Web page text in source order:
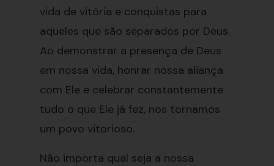
vida de vitória e conquistas para
aqueles que são separados por Deus.
Ao demonstrar a presença de Deus
em nossa vida, honrar nossa aliança
com Ele e celebrar constantemente
tudo o que Ele já fez, nos tornamos
um povo vitorioso.
Não importa qual seja a nossa